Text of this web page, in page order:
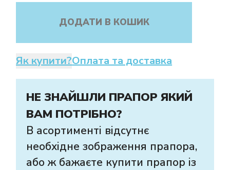
ДОДАТИ В КОШИК
Як купити?Оплата та доставка
НЕ ЗНАЙШЛИ ПРАПОР ЯКИЙ
ВАМ ПОТРІБНО?
В асортименті відсутнє
необхідне зображення прапора,
або ж бажаєте купити прапор із